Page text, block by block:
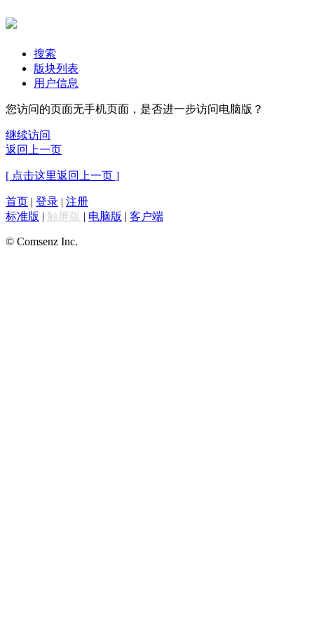
搜索
版块列表
用户信息
您访问的页面无手机页面，是否进一步访问电脑版？
继续访问
返回上一页
[ 点击这里返回上一页 ]
首页 | 登录 | 注册
标准版 | 触屏版 | 电脑版 | 客户端
© Comsenz Inc.